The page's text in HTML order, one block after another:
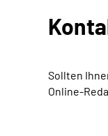
Sollten
Online-